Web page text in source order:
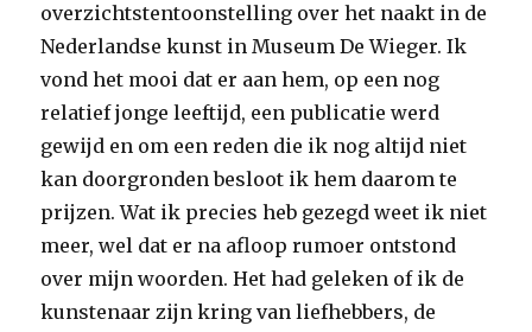
overzichtstentoonstelling over het naakt in de
Nederlandse kunst in Museum De Wieger. Ik
vond het mooi dat er aan hem, op een nog
relatief jonge leeftijd, een publicatie werd
gewijd en om een reden die ik nog altijd niet
kan doorgronden besloot ik hem daarom te
prijzen. Wat ik precies heb gezegd weet ik niet
meer, wel dat er na afloop rumoer ontstond
over mijn woorden. Het had geleken of ik de
kunstenaar zijn kring van liefhebbers, de